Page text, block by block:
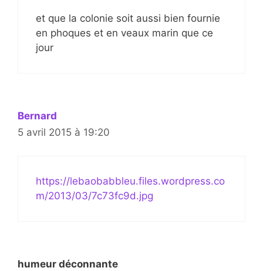
et que la colonie soit aussi bien fournie
en phoques et en veaux marin que ce
jour
Bernard
5 avril 2015 à 19:20
https://lebaobabbleu.files.wordpress.co
m/2013/03/7c73fc9d.jpg
humeur déconnante